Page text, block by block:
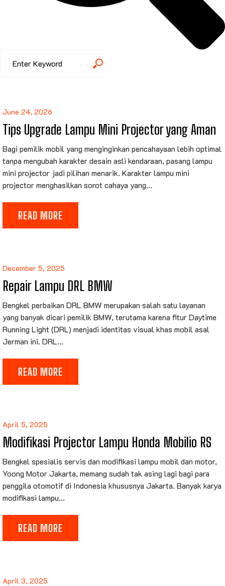
June 24, 2026
Tips Upgrade Lampu Mini Projector yang Aman
Bagi pemilik mobil yang menginginkan pencahayaan lebih optimal
tanpa mengubah karakter desain asli kendaraan, pasang lampu
mini projector jadi pilihan menarik. Karakter lampu mini
projector menghasilkan sorot cahaya yang...
READ MORE
December 5, 2025
Repair Lampu DRL BMW
Bengkel perbaikan DRL BMW merupakan salah satu layanan
yang banyak dicari pemilik BMW, terutama karena fitur Daytime
Running Light (DRL) menjadi identitas visual khas mobil asal
Jerman ini. DRL...
READ MORE
April 5, 2025
Modifikasi Projector Lampu Honda Mobilio RS
Bengkel spesialis servis dan modifikasi lampu mobil dan motor,
Yoong Motor Jakarta, memang sudah tak asing lagi bagi para
penggila otomotif di Indonesia khususnya Jakarta. Banyak karya
modifikasi lampu...
READ MORE
April 3, 2025